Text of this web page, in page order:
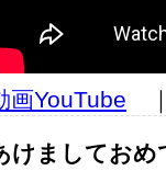
画YouTube
けましておめ